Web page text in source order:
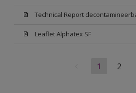
Leaflet Alphatex SF
1 2